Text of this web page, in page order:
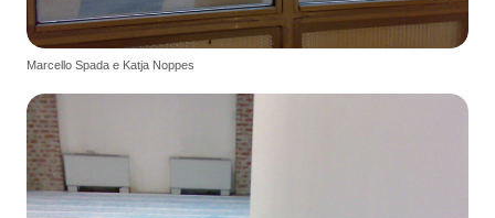
Marcello Spada e Katja Noppes